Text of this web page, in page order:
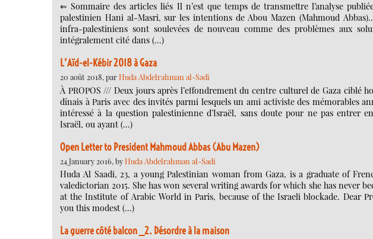
⇐ Sommaire des articles liés Il n’est que temps de transmettre l’analyse
palestinien Hani al-Masri, sur les intentions de Abou Mazen (Mahmoud
infra-palestiniens sont soulevées de nouveau comme des problèmes aux
intégralement cité dans (…)
L’Aïd-el-Kébir 2018 à Gaza
20 août 2018, parHuda Abdelrahman al-Sadi
À PROPOS /// Deux jours après l’effondrement du centre culturel de Gaza ciblé
dînais à Paris avec des invités parmi lesquels un ami activiste des mémorables
intéressé à la question palestinienne d’Israël, sans doute pour ne pas entrer
Israël, ou ayant (…)
Open Letter to President Mahmoud Abbas (Abu Mazen)
24 January 2016, byHuda Abdelrahman al-Sadi
Huda Al Saadi, 23, a young Palestinian woman from Gaza, is a graduate of
valedictorian 2015. She has won several writing awards for which she has never
at the Institute of Arabic World in Paris, because of the Israeli blockade. Dear
you this modest (…)
La guerre côté balcon _2. Désordre à la maison